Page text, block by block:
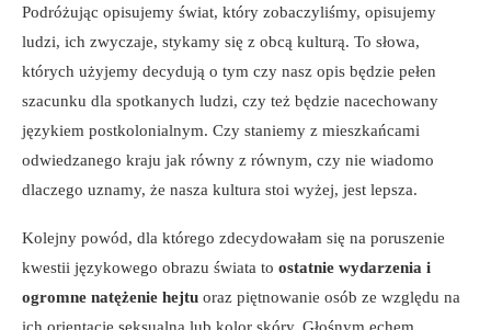
Podróżując opisujemy świat, który zobaczyliśmy, opisujemy
ludzi, ich zwyczaje, stykamy się z obcą kulturą. To słowa,
których użyjemy decydują o tym czy nasz opis będzie pełen
szacunku dla spotkanych ludzi, czy też będzie nacechowany
językiem postkolonialnym. Czy staniemy z mieszkańcami
odwiedzanego kraju jak równy z równym, czy nie wiadomo
dlaczego uznamy, że nasza kultura stoi wyżej, jest lepsza.
Kolejny powód, dla którego zdecydowałam się na poruszenie
kwestii językowego obrazu świata to ostatnie wydarzenia i
ogromne natężenie hejtu oraz piętnowanie osób ze względu na